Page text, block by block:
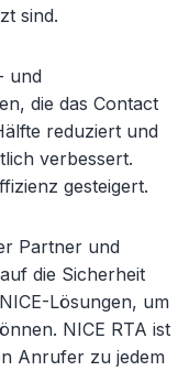
sind.
und
die das Contact
reduziert und
verbessert.
gesteigert.
Partner und
die Sicherheit
Lösungen, um
NICE RTA ist
Anrufer zu jedem